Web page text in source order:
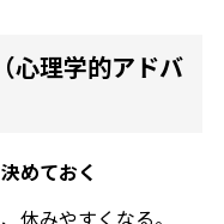
心理学的アドバ
めておく